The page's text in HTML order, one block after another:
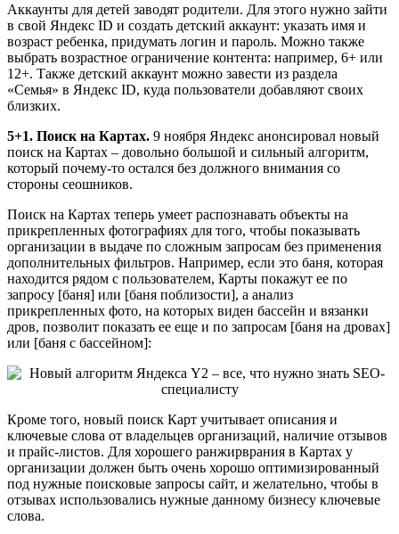
Аккаунты для детей заводят родители. Для этого нужно зайти
в свой Яндекс ID и создать детский аккаунт: указать имя и
возраст ребенка, придумать логин и пароль. Можно также
выбрать возрастное ограничение контента: например, 6+ или
12+. Также детский аккаунт можно завести из раздела
«Семья» в Яндекс ID, куда пользователи добавляют своих
близких.
5+1. Поиск на Картах. 9 ноября Яндекс анонсировал новый
поиск на Картах – довольно большой и сильный алгоритм,
который почему-то остался без должного внимания со
стороны сеошников.
Поиск на Картах теперь умеет распознавать объекты на
прикрепленных фотографиях для того, чтобы показывать
организации в выдаче по сложным запросам без применения
дополнительных фильтров. Например, если это баня, которая
находится рядом с пользователем, Карты покажут ее по
запросу [баня] или [баня поблизости], а анализ
прикрепленных фото, на которых виден бассейн и вязанки
дров, позволит показать ее еще и по запросам [баня на дровах]
или [баня с бассейном]:
Кроме того, новый поиск Карт учитывает описания и
ключевые слова от владельцев организаций, наличие отзывов
и прайс-листов. Для хорошего ранжирврания в Картах у
организации должен быть очень хорошо оптимизированный
под нужные поисковые запросы сайт, и желательно, чтобы в
отзывах использовались нужные данному бизнесу ключевые
слова.